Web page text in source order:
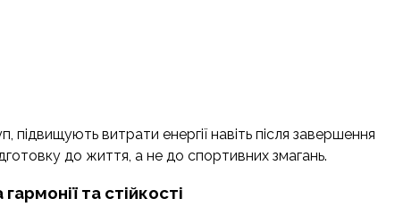
підвищують витрати енергії навіть після завершення
до життя, а не до спортивних змагань.
та стійкості